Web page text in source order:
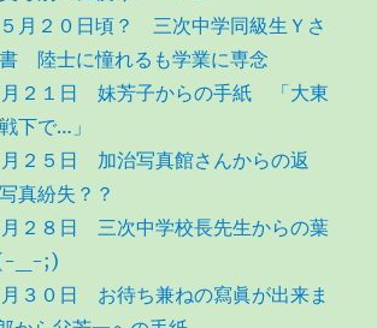
月２０日頃？ 三次中学同級生Ｙさ
陸士に憧れるも学業に専念
月２１日 妹芳子からの手紙 「大東
下で…」
２５日 加治写真館さんからの返
真紛失？？
２８日 三次中学校長先生からの葉
_-;)
３０日 お待ち兼ねの寫眞が出来ま